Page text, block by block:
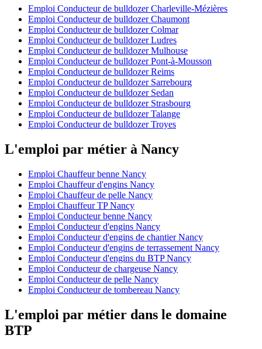
Emploi Conducteur de bulldozer Charleville-Mézières
Emploi Conducteur de bulldozer Chaumont
Emploi Conducteur de bulldozer Colmar
Emploi Conducteur de bulldozer Ludres
Emploi Conducteur de bulldozer Mulhouse
Emploi Conducteur de bulldozer Pont-à-Mousson
Emploi Conducteur de bulldozer Reims
Emploi Conducteur de bulldozer Sarrebourg
Emploi Conducteur de bulldozer Sedan
Emploi Conducteur de bulldozer Strasbourg
Emploi Conducteur de bulldozer Talange
Emploi Conducteur de bulldozer Troyes
L'emploi par métier à Nancy
Emploi Chauffeur benne Nancy
Emploi Chauffeur d'engins Nancy
Emploi Chauffeur de pelle Nancy
Emploi Chauffeur TP Nancy
Emploi Conducteur benne Nancy
Emploi Conducteur d'engins Nancy
Emploi Conducteur d'engins de chantier Nancy
Emploi Conducteur d'engins de terrassement Nancy
Emploi Conducteur d'engins du BTP Nancy
Emploi Conducteur de chargeuse Nancy
Emploi Conducteur de pelle Nancy
Emploi Conducteur de tombereau Nancy
L'emploi par métier dans le domaine
BTP